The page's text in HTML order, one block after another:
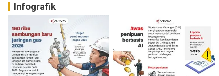
Infografik